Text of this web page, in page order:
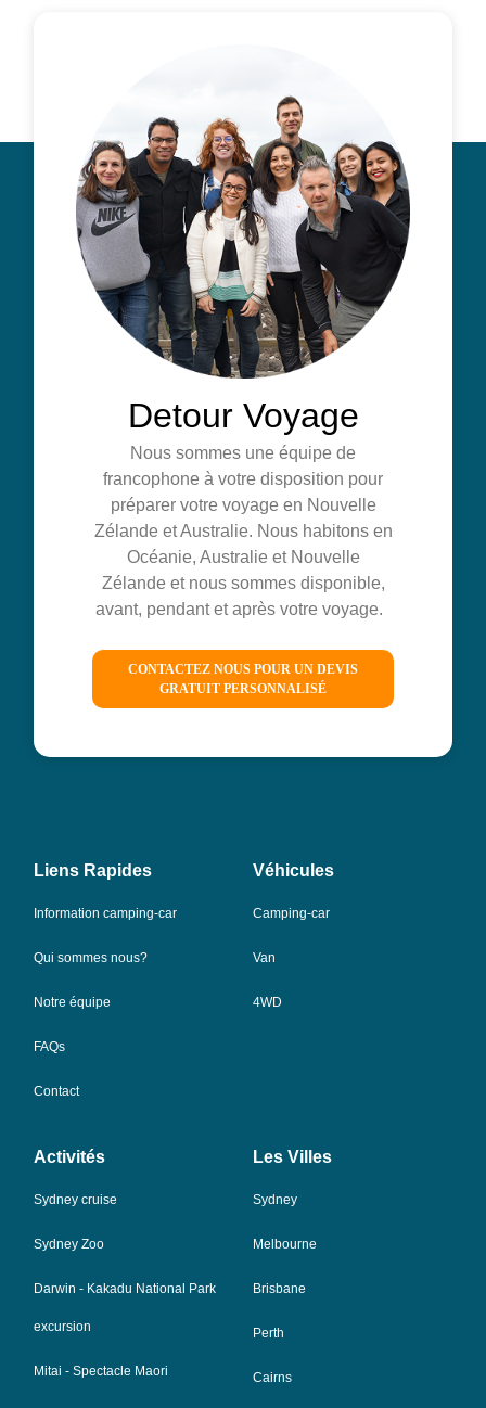
Detour Voyage
Nous sommes une équipe de
francophone à votre disposition pour
préparer votre voyage en Nouvelle
Zélande et Australie. Nous habitons en
Océanie, Australie et Nouvelle
Zélande et nous sommes disponible,
avant, pendant et après votre voyage.
CONTACTEZ NOUS POUR UN DEVIS
GRATUIT PERSONNALISÉ
Liens Rapides
Information camping-car
Qui sommes nous?
Notre équipe
FAQs
Contact
Véhicules
Camping-car
Van
4WD
Activités
Sydney cruise
Sydney Zoo
Darwin - Kakadu National Park
excursion
Mitai - Spectacle Maori
Les Villes
Sydney
Melbourne
Brisbane
Perth
Cairns